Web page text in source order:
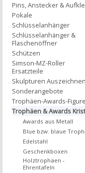
Pins, Anstecker &
Pokale
Schlüsselanhänger
Schlüsselanhänger &
Flaschenöffner
Schützen
Simson-MZ-Roller
Ersatzteile
Skulpturen Auszeichnen
Sonderangebote
Trophäen-Awards-
Trophäen & Awards
Awards aus Metall
Blue bzw. blaue
Edelstahl
Geschenkboxen
Holztrophäen -
Ehrentafeln